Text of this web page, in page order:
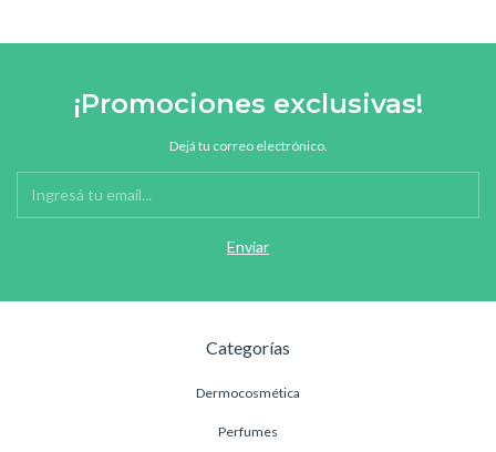
¡Promociones exclusivas!
Dejá tu correo electrónico.
Categorías
Dermocosmética
Perfumes